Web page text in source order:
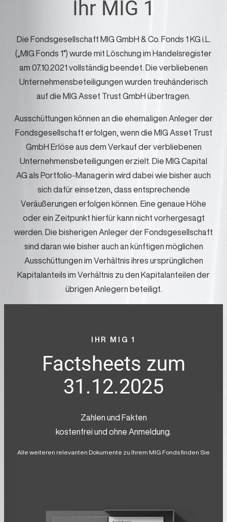
Ihr MIG 1
Die Fondsgesellschaft MIG GmbH & Co. Fonds 1 KG i.L.
(„MIG Fonds 1“) wurde mit Löschung im Handelsregister
am 07.10.2021 vollständig beendet. Die verbliebenen
Unternehmensbeteiligungen wurden treuhänderisch
auf die MIG Asset Trust GmbH übertragen.
Ausschüttungen können an die ehemaligen Anleger der
Fondsgesellschaft erfolgen, wenn die MIG Asset Trust
GmbH Erlöse aus dem Verkauf der verbliebenen
Unternehmensbeteiligungen erzielt. Die MIG Capital
AG als Portfolio-Managerin wird dabei wie bisher auch
sich dafür einsetzen, dass entsprechende
Veräußerungen erfolgen können. Eine genaue Höhe
oder ein Zeitpunkt hierfür kann nicht vorhergesagt
werden. Die bisherigen Anleger der Fondsgesellschaft
sind daran wie bisher auch an künftigen möglichen
Ausschüttungen im Verhältnis ihres ursprünglichen
Kapitalanteils im Verhältnis zu den Kapitalanteilen der
übrigen Anlegern beteiligt.
IHR MIG 1
Factsheets zum
31.12.2025
Zahlen und Fakten
kostenfrei und ohne Anmeldung.
Alle weiteren relevanten Dokumente zu Ihrem MIG Fonds finden Sie